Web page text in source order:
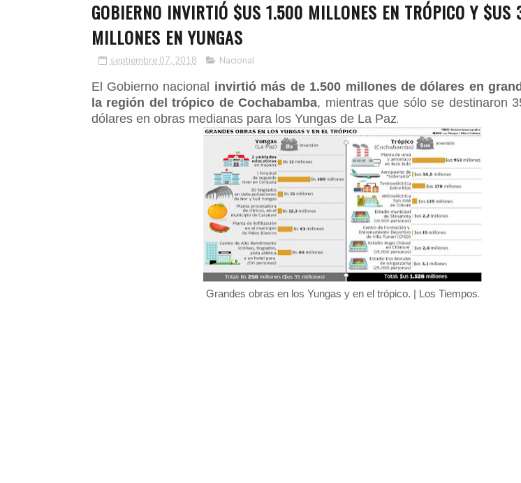
GOBIERNO INVIRTIÓ $US 1.500 MILLONES EN TRÓPICO Y $US
MILLONES EN YUNGAS
septiembre 07, 2018 Nacional
El Gobierno nacional invirtió más de 1.500 millones de dólares en
la región del trópico de Cochabamba, mientras que sólo se destinaron
dólares en obras medianas para los Yungas de La Paz.
Grandes obras en los Yungas y en el trópico. | Los Tiempos.